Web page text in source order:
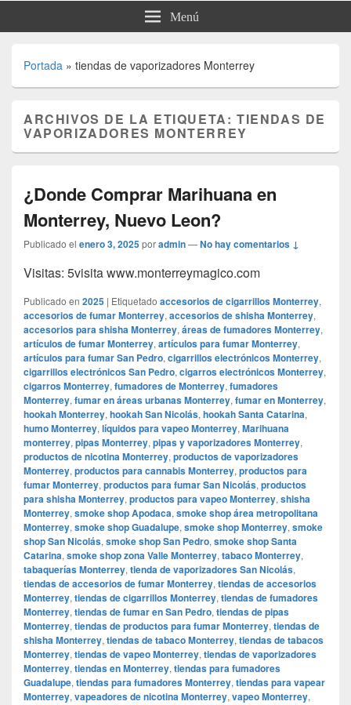
Menú
Portada » tiendas de vaporizadores Monterrey
ARCHIVOS DE LA ETIQUETA:TIENDAS DE
VAPORIZADORES MONTERREY
¿Donde Comprar Marihuana en
Monterrey, Nuevo Leon?
Publicado el enero 3, 2025poradmin—No hay comentarios ↓
Visitas: 5visita www.monterreymagico.com
Publicado en 2025 | Etiquetado accesorios de cigarrillos Monterrey,
accesorios de fumar Monterrey, accesorios de shisha Monterrey,
accesorios para shisha Monterrey, áreas de fumadores Monterrey,
artículos de fumar Monterrey, artículos para fumar Monterrey,
artículos para fumar San Pedro, cigarrillos electrónicos Monterrey,
cigarrillos electrónicos San Pedro, cigarros electrónicos Monterrey,
cigarros Monterrey, fumadores de Monterrey, fumadores
Monterrey, fumar en áreas urbanas Monterrey, fumar en Monterrey,
hookah Monterrey, hookah San Nicolás, hookah Santa Catarina,
humo Monterrey, líquidos para vapeo Monterrey, Marihuana
monterrey, pipas Monterrey, pipas y vaporizadores Monterrey,
productos de nicotina Monterrey, productos de vaporizadores
Monterrey, productos para cannabis Monterrey, productos para
fumar Monterrey, productos para fumar San Nicolás, productos
para shisha Monterrey, productos para vapeo Monterrey, shisha
Monterrey, smoke shop Apodaca, smoke shop área metropolitana
Monterrey, smoke shop Guadalupe, smoke shop Monterrey, smoke
shop San Nicolás, smoke shop San Pedro, smoke shop Santa
Catarina, smoke shop zona Valle Monterrey, tabaco Monterrey,
tabaquerías Monterrey, tienda de vaporizadores San Nicolás,
tiendas de accesorios de fumar Monterrey, tiendas de accesorios
Monterrey, tiendas de cigarrillos Monterrey, tiendas de fumadores
Monterrey, tiendas de fumar en San Pedro, tiendas de pipas
Monterrey, tiendas de productos para fumar Monterrey, tiendas de
shisha Monterrey, tiendas de tabaco Monterrey, tiendas de tabacos
Monterrey, tiendas de vapeo Monterrey, tiendas de vaporizadores
Monterrey, tiendas en Monterrey, tiendas para fumadores
Guadalupe, tiendas para fumadores Monterrey, tiendas para vapear
Monterrey, vapeadores de nicotina Monterrey, vapeo Monterrey,